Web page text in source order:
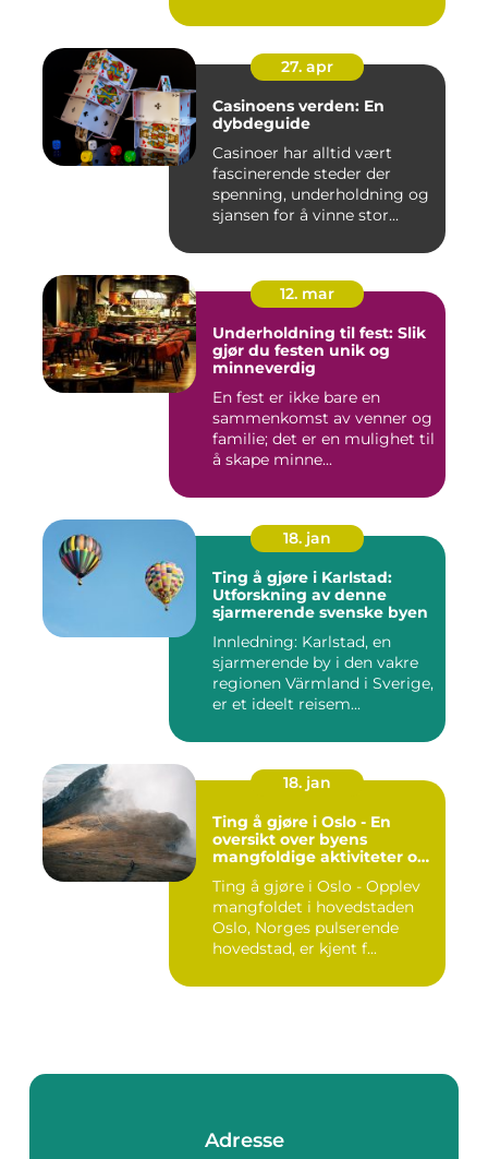
27. apr
Casinoens verden: En
dybdeguide
Casinoer har alltid vært
fascinerende steder der
spenning, underholdning og
sjansen for å vinne stor...
12. mar
Underholdning til fest: Slik
gjør du festen unik og
minneverdig
En fest er ikke bare en
sammenkomst av venner og
familie; det er en mulighet til
å skape minne...
18. jan
Ting å gjøre i Karlstad:
Utforskning av denne
sjarmerende svenske byen
Innledning: Karlstad, en
sjarmerende by i den vakre
regionen Värmland i Sverige,
er et ideelt reisem...
18. jan
Ting å gjøre i Oslo - En
oversikt over byens
mangfoldige aktiviteter og
Ting å gjøre i Oslo - Opplev
mangfoldet i hovedstaden
Oslo, Norges pulserende
hovedstad, er kjent f...
Adresse